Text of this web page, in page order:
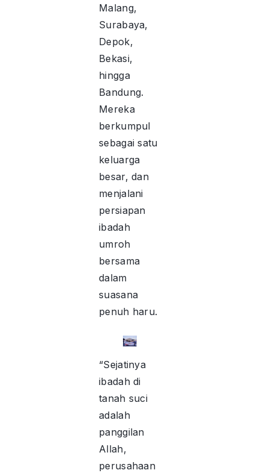
Malang,
Surabaya,
Depok,
Bekasi,
hingga
Bandung.
Mereka
berkumpul
sebagai satu
keluarga
besar, dan
menjalani
persiapan
ibadah
umroh
bersama
dalam
suasana
penuh haru.
“Sejatinya
ibadah di
tanah suci
adalah
panggilan
Allah,
perusahaan